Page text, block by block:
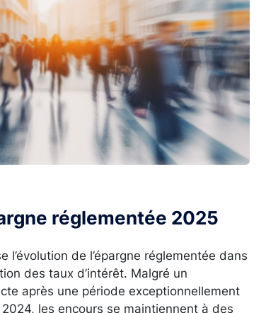
réglementée 2025
l’évolution de l’épargne réglementée dans
des taux d’intérêt. Malgré un
après une période exceptionnellement
les encours se maintiennent à des